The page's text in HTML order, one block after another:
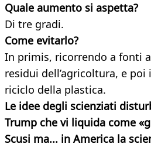
Quale aumento si aspetta?
Di tre gradi.
Come evitarlo?
In primis, ricorrendo a fonti
residui dell’agricoltura, e
riciclo della plastica.
Le idee degli scienziati
Trump che vi liquida come
Scusi ma... in America la